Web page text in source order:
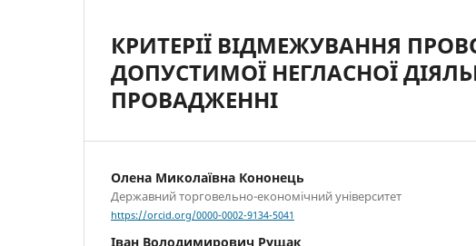
КРИТЕРІЇ ВІДМЕЖУВАННЯ
ДОПУСТИМОЇ НЕГЛАСНОЇ
ПРОВАДЖЕННІ
Олена Миколаївна Кононець
Державний торговельно-економічний університет
https://orcid.org/0000-0002-9134-5041
Іван Володимирович Рущак